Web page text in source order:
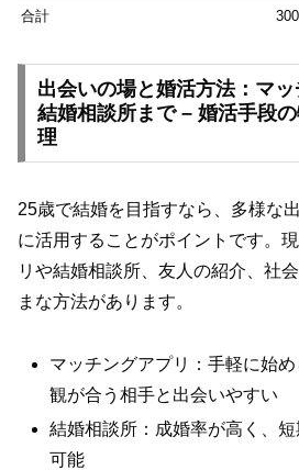
合計
出会いの場と婚活方法：マ
結婚相談所まで – 婚活手段
理
25歳で結婚を目指すなら、多様な
に活用することがポイントです。
リや結婚相談所、友人の紹介、社
まな方法があります。
マッチングアプリ：手軽に始
観が合う相手と出会いやすい
結婚相談所：成婚率が高く、
可能